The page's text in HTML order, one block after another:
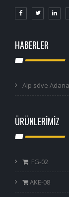
HABERLER
Alp söve Adana
ÜRÜNLERİMİZ
FG-02
AKE-08